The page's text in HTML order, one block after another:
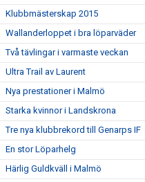
Klubbmästerskap 2015
Wallanderloppet i bra löparväder
Två tävlingar i varmaste veckan
Ultra Trail av Laurent
Nya prestationer i Malmö
Starka kvinnor i Landskrona
Tre nya klubbrekord till Genarps IF
En stor Löparhelg
Härlig Guldkväll i Malmö